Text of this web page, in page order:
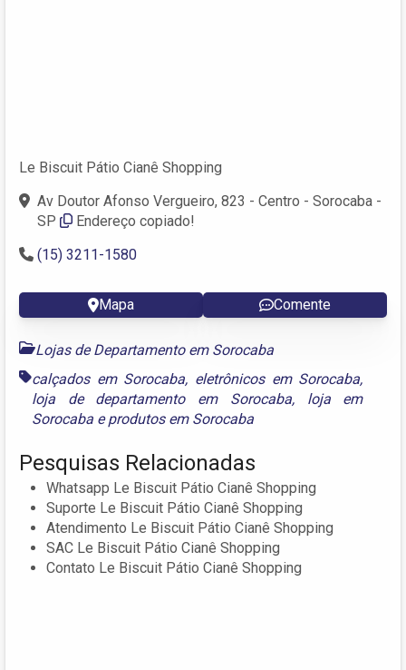
Le Biscuit Pátio Cianê Shopping
Av Doutor Afonso Vergueiro, 823 - Centro - Sorocaba -
SP
Endereço copiado!
(15) 3211-1580
Mapa Comente
Lojas de Departamento em Sorocaba
calçados em Sorocaba, eletrônicos em Sorocaba,
loja de departamento em Sorocaba, loja em
Sorocaba eprodutos em Sorocaba
Pesquisas Relacionadas
Whatsapp Le Biscuit Pátio Cianê Shopping
Suporte Le Biscuit Pátio Cianê Shopping
Atendimento Le Biscuit Pátio Cianê Shopping
SAC Le Biscuit Pátio Cianê Shopping
Contato Le Biscuit Pátio Cianê Shopping